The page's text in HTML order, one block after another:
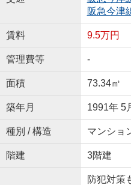
阪急今津
賃料 9.5万円
管理費等 -
面積 73.34㎡
築年月 1991年 5
種別 / 構造 マンショ
階建 3階建
防犯対策